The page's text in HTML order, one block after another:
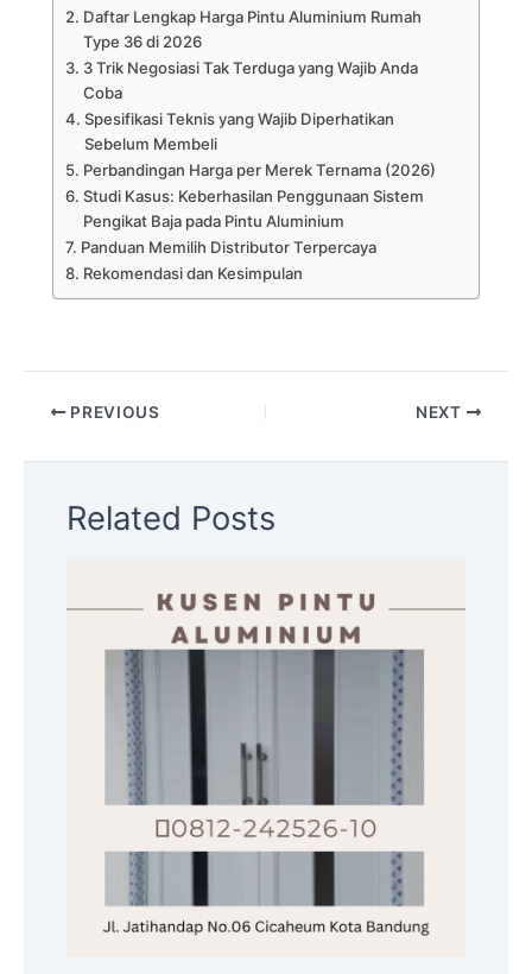
Daftar Lengkap Harga Pintu Aluminium Rumah
Type 36 di 2026
3 Trik Negosiasi Tak Terduga yang Wajib Anda
Coba
Spesifikasi Teknis yang Wajib Diperhatikan
Sebelum Membeli
Perbandingan Harga per Merek Ternama (2026)
Studi Kasus: Keberhasilan Penggunaan Sistem
Pengikat Baja pada Pintu Aluminium
Panduan Memilih Distributor Terpercaya
Rekomendasi dan Kesimpulan
PREVIOUS NEXT
Related Posts